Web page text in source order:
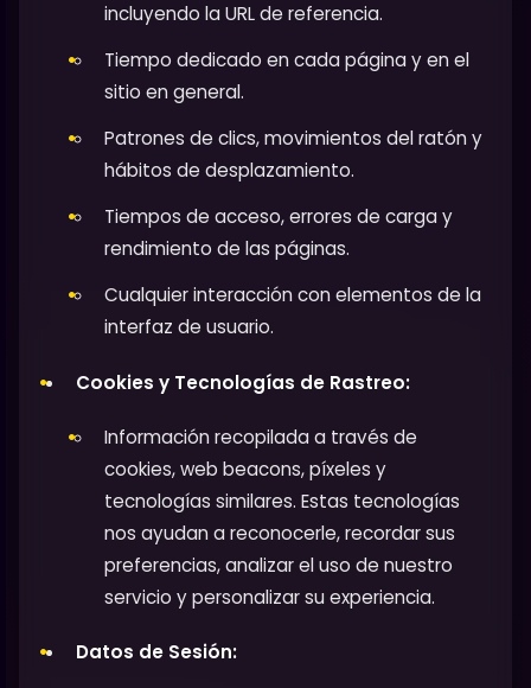
incluyendo la URL de referencia.
Tiempo dedicado en cada página y en el
sitio en general.
Patrones de clics, movimientos del ratón y
hábitos de desplazamiento.
Tiempos de acceso, errores de carga y
rendimiento de las páginas.
Cualquier interacción con elementos de la
interfaz de usuario.
Cookies y Tecnologías de Rastreo:
Información recopilada a través de
cookies, web beacons, píxeles y
tecnologías similares. Estas tecnologías
nos ayudan a reconocerle, recordar sus
preferencias, analizar el uso de nuestro
servicio y personalizar su experiencia.
Datos de Sesión: